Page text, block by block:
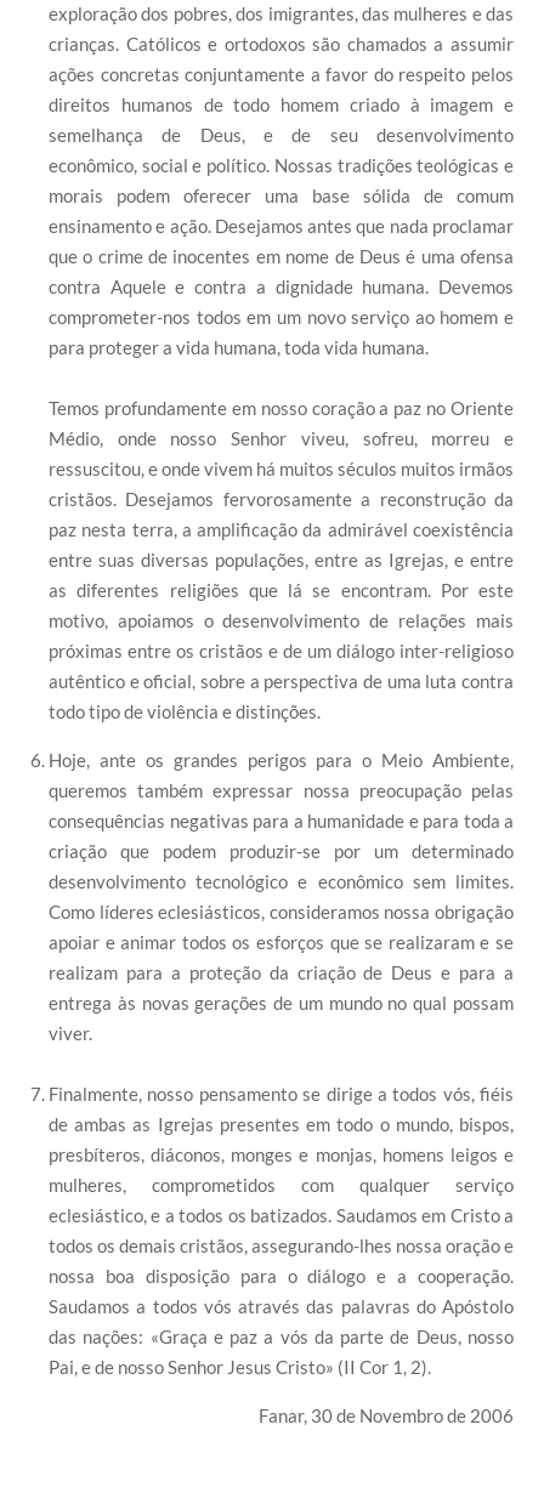
exploração dos pobres, dos imigrantes, das mulheres e das
crianças. Católicos e ortodoxos são chamados a assumir
ações concretas conjuntamente a favor do respeito pelos
direitos humanos de todo homem criado à imagem e
semelhança de Deus, e de seu desenvolvimento
econômico, social e político. Nossas tradições teológicas e
morais podem oferecer uma base sólida de comum
ensinamento e ação. Desejamos antes que nada proclamar
que o crime de inocentes em nome de Deus é uma ofensa
contra Aquele e contra a dignidade humana. Devemos
comprometer-nos todos em um novo serviço ao homem e
para proteger a vida humana, toda vida humana.
Temos profundamente em nosso coração a paz no Oriente
Médio, onde nosso Senhor viveu, sofreu, morreu e
ressuscitou, e onde vivem há muitos séculos muitos irmãos
cristãos. Desejamos fervorosamente a reconstrução da
paz nesta terra, a amplificação da admirável coexistência
entre suas diversas populações, entre as Igrejas, e entre
as diferentes religiões que lá se encontram. Por este
motivo, apoiamos o desenvolvimento de relações mais
próximas entre os cristãos e de um diálogo inter-religioso
autêntico e oficial, sobre a perspectiva de uma luta contra
todo tipo de violência e distinções.
Hoje, ante os grandes perigos para o Meio Ambiente,
queremos também expressar nossa preocupação pelas
consequências negativas para a humanidade e para toda a
criação que podem produzir-se por um determinado
desenvolvimento tecnológico e econômico sem limites.
Como líderes eclesiásticos, consideramos nossa obrigação
apoiar e animar todos os esforços que se realizaram e se
realizam para a proteção da criação de Deus e para a
entrega às novas gerações de um mundo no qual possam
viver.
Finalmente, nosso pensamento se dirige a todos vós, fiéis
de ambas as Igrejas presentes em todo o mundo, bispos,
presbíteros, diáconos, monges e monjas, homens leigos e
mulheres, comprometidos com qualquer serviço
eclesiástico, e a todos os batizados. Saudamos em Cristo a
todos os demais cristãos, assegurando-lhes nossa oração e
nossa boa disposição para o diálogo e a cooperação.
Saudamos a todos vós através das palavras do Apóstolo
das nações: «Graça e paz a vós da parte de Deus, nosso
Pai, e de nosso Senhor Jesus Cristo» (II Cor 1, 2).
Fanar, 30 de Novembro de 2006